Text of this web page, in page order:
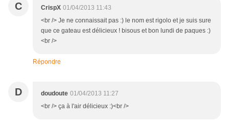
C CrispX 01/04/2013 11:43
<br /> Je ne connaissait pas :) le nom est rigolo et je suis sure
que ce gateau est délicieux ! bisous et bon lundi de paques :)
<br />
Répondre
D doudoute 01/04/2013 11:27
<br /> ça à l'air délicieux :)<br />